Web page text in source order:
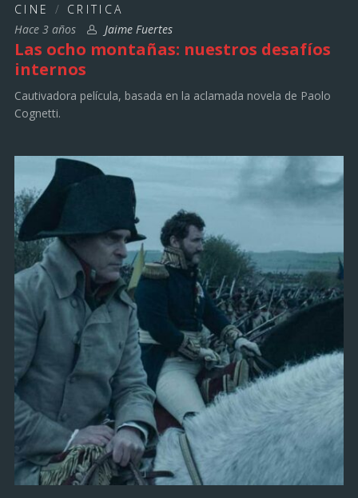
CINE / CRITICA
Hace 3 años
Jaime Fuertes
Las ocho montañas: nuestros desafíos
internos
Cautivadora película, basada en la aclamada novela de Paolo
Cognetti.